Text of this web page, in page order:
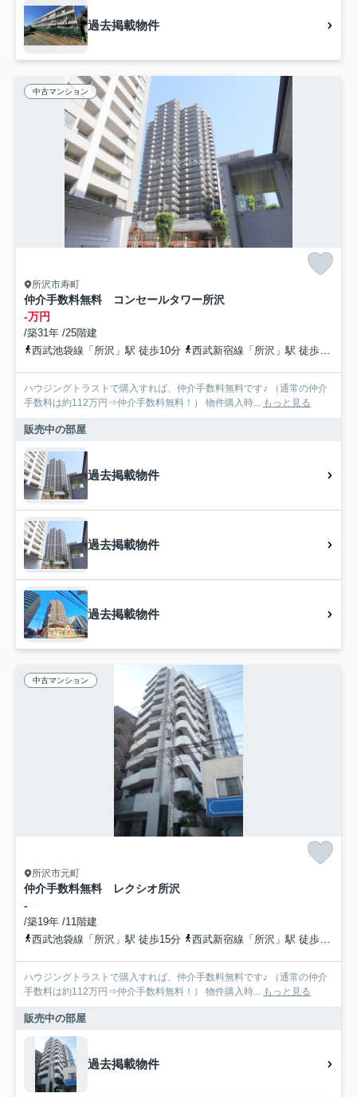
過去掲載物件
中古マンション
所沢市寿町
仲介手数料無料 コンセールタワー所沢
-万円
/築31年 /25階建
西武池袋線「所沢」駅 徒歩10分
西武新宿線「所沢」駅 徒歩10分
ハウジングトラストで購入すれば、仲介手数料無料です♪ （通常の仲介
手数料は約112万円⇒仲介手数料無料！） 物件購入時... もっと見る
販売中の部屋
過去掲載物件
過去掲載物件
過去掲載物件
中古マンション
所沢市元町
仲介手数料無料 レクシオ所沢
-
/築19年 /11階建
西武池袋線「所沢」駅 徒歩15分
西武新宿線「所沢」駅 徒歩15分
ハウジングトラストで購入すれば、仲介手数料無料です♪ （通常の仲介
手数料は約112万円⇒仲介手数料無料！） 物件購入時... もっと見る
販売中の部屋
過去掲載物件